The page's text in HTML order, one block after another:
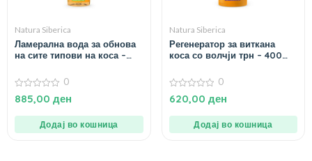
Natura Siberica
Ламерална вода за обнова
на сите типови на коса –
0
од
0
885,00 ден
Додај во кошница
Natura Siberica
Регенератор за виткана
коса со волчји трн – 400
0
од
0
620,00 ден
Додај во кошница